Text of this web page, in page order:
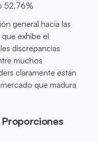
52.76%
general hacia las
exhibe el
discrepancias
muchos
claramente están
que madura